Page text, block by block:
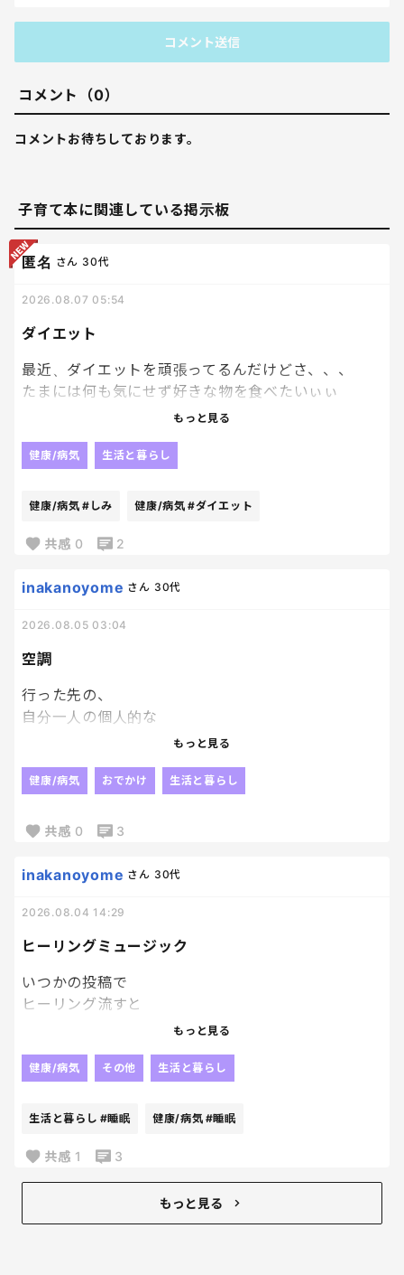
コメント送信
コメント（0）
コメントお待ちしております。
子育て本に関連している掲示板
ダイエット
匿名 さん 30代
2026.08.07 05:54
最近、ダイエットを頑張ってるんだけどさ、、、
たまには何も気にせず好きな物を食べたいぃぃ
ダイエットしようと思っても、
辛いぜ〜
無理して我慢するより、楽しみながら続ける方が自
もっと見る
健康/病気 生活と暮らし
健康/病気 #しみ 健康/病気 #ダイエット
共感 0 2
空調
inakanoyome さん 30代
2026.08.05 03:04
行った先の、
自分一人の個人的な
暑い寒いでどーにもできない
ずっと鳥肌でやんす。
だけど、
お湯でもいい。
ギラギラ太陽出てる
スタッフさん
チラチラ長袖だもんね。
だったら設定上げようよ………。
もっと見る
健康/病気 おでかけ 生活と暮らし
共感 0 3
ヒーリングミュージック
inakanoyome さん 30代
2026.08.04 14:29
いつかの投稿で
ヒーリング流すと
見てから、
不眠向けの
ってのを検索して
流してみてるんだけど、
私が無きゃ寝られなくなった。笑
寝れない寝れない
もっと見る
健康/病気 その他 生活と暮らし
生活と暮らし #睡眠 健康/病気 #睡眠
共感 1 3
もっと見る